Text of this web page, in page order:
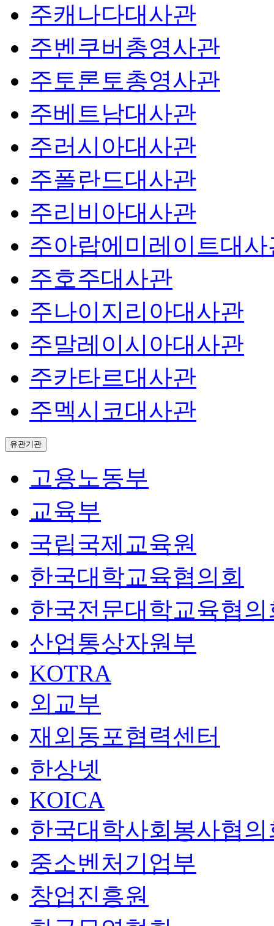
주캐나다대사관
주벤쿠버총영사관
주토론토총영사관
주베트남대사관
주러시아대사관
주폴란드대사관
주리비아대사관
주아랍에미레이트대사
주호주대사관
주나이지리아대사관
주말레이시아대사관
주카타르대사관
주멕시코대사관
유관기관
고용노동부
교육부
국립국제교육원
한국대학교육협의회
한국전문대학교육협의
산업통상자원부
KOTRA
외교부
재외동포협력센터
한상넷
KOICA
한국대학사회봉사협의
중소벤처기업부
창업진흥원